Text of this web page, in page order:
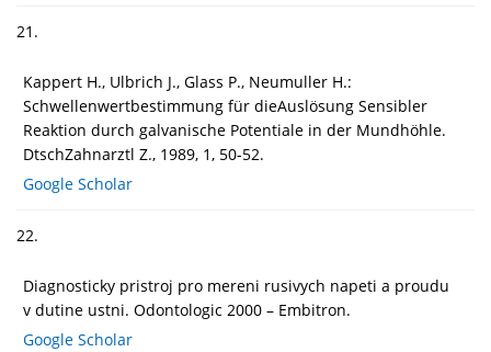
21.
Kappert H., Ulbrich J., Glass P., Neumuller H.:
Schwellenwertbestimmung für dieAuslösung Sensibler
Reaktion durch galvanische Potentiale in der Mundhöhle.
DtschZahnarztl Z., 1989, 1, 50-52.
Google Scholar
22.
Diagnosticky pristroj pro mereni rusivych napeti a proudu
v dutine ustni. Odontologic 2000 – Embitron.
Google Scholar